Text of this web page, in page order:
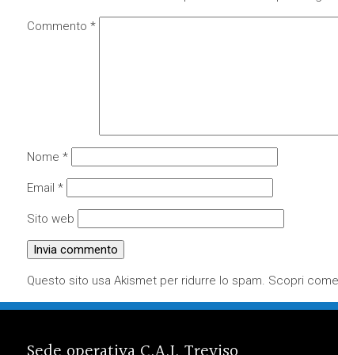
Commento *
Nome *
Email *
Sito web
Questo sito usa Akismet per ridurre lo spam. Scopri